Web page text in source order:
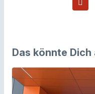
Das könnte